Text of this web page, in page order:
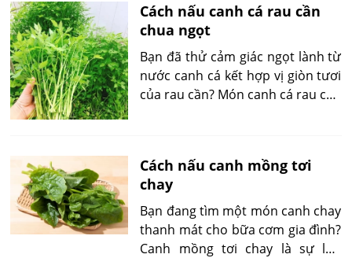
thể. Bạn có thể thay đổi các loại
rau củ tùy theo mùa hay sở thích
của gia đình, tạo nên sự đa dạng,
phong phú cho bữa ăn hàng
ngày.
Cách nấu canh cá rau cần
chua ngọt
Bạn đã thử cảm giác ngọt lành từ
nước canh cá kết hợp vị giòn tươi
của rau cần? Món canh cá rau cần
Cách nấu canh mồng tơi
chay
Bạn đang tìm một món canh chay
thanh mát cho bữa cơm gia đình?
Canh mồng tơi chay là sự lựa